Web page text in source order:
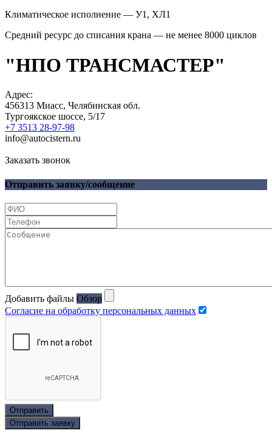
Климатическое исполнение — У1, ХЛ1
Средний ресурс до списания крана — не менее 8000 циклов
"НПО ТРАНСМАСТЕР"
Адрес:
456313 Миасс, Челябинская обл.
Тургоякское шоссе, 5/17
+7 3513 28-97-98
info@autocistern.ru
Заказать звонок
Отправить заявку/сообщение
Добавить файлы Обзор
Согласие на обработку персональных данных
Отправить
Отправить заявку